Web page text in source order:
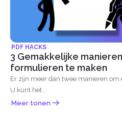
PDF HACKS
3 Gemakkelijke
formulieren te maken
Er zijn meer dan twee manieren
U kunt het...
Meer tonen